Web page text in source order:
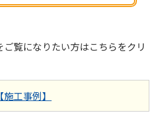
覧になりたい方はこちらをクリ
工事例】